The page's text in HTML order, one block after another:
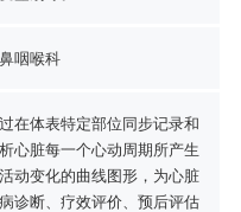
咽喉科
在体表特定部位同步记录和
心脏每一个心动周期所产生
动变化的曲线图形，为心脏
诊断、疗效评价、预后评估